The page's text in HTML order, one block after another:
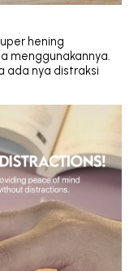
hening
menggunakannya.
ada nya distraksi